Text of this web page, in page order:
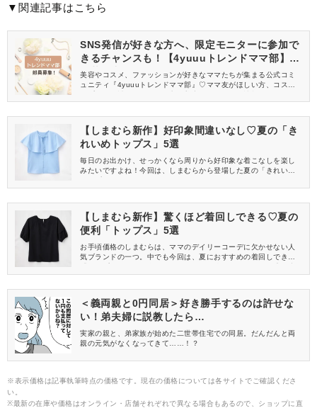
▼関連記事はこちら
SNS発信が好きな方へ、限定モニターに参加で
きるチャンスも！【4yuuuトレンドママ部】部
員募集中
美容やコスメ、ファッションが好きなママたちが集まる公式コミ
ュニティ『4yuuuトレンドママ部』♡ママ友がほしい方、コスメサ
信してくれる方を募集しています！
【しまむら新作】好印象間違いなし♡夏の「き
れいめトップス」5選
毎日のお出かけ、せっかくなら周りから好印象な着こなしを楽し
みたいですよね！今回は、しまむらから登場した夏の「きれいめ
間違いなしですよ♡
【しまむら新作】驚くほど着回しできる♡夏の
便利「トップス」5選
お手頃価格のしまむらは、ママのデイリーコーデに欠かせない人
気ブランドの一つ。中でも今回は、夏におすすめの着回しできる
意ですよ♡
＜義両親と0円同居＞好き勝手するのは許せな
い！弟夫婦に説教したら…
実家の親と、弟家族が始めた二世帯住宅での同居。だんだんと両
親の元気がなくなってきて……！？
※表示価格は記事執筆時点の価格です。現在の価格については各サイトでご確認くださ
い。
※最新の在庫や価格はオンライン・店舗それぞれで異なる場合もあるので、ショップに直